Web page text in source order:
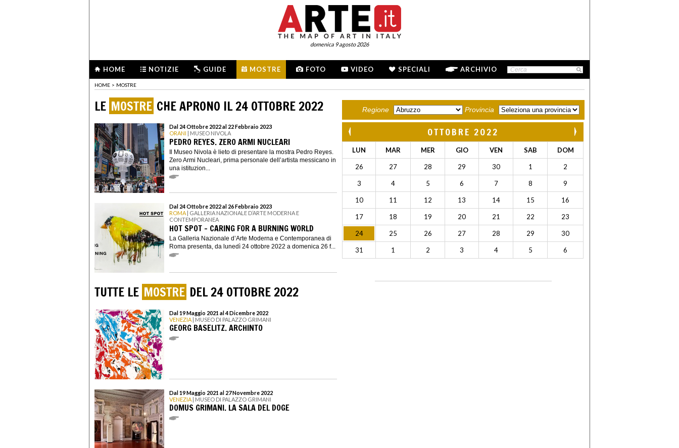
domenica 9 agosto 2026
HOME NOTIZIE GUIDE MOSTRE FOTO VIDEO SPECIALI ARCHIVIO
HOME > MOSTRE
LE MOSTRE CHE APRONO IL 24 OTTOBRE 2022
Dal 24 Ottobre 2022 al 22 Febbraio 2023
ORANI | MUSEO NIVOLA
PEDRO REYES. ZERO ARMI NUCLEARI
Il Museo Nivola è lieto di presentare la mostra Pedro Reyes.
Zero Armi Nucleari, prima personale dell’artista messicano in
una istituzion...
Dal 24 Ottobre 2022 al 26 Febbraio 2023
ROMA | GALLERIA NAZIONALE D’ARTE MODERNA E
CONTEMPORANEA
HOT SPOT – CARING FOR A BURNING WORLD
La Galleria Nazionale d’Arte Moderna e Contemporanea di
Roma presenta, da lunedì 24 ottobre 2022 a domenica 26 f...
TUTTE LE MOSTRE DEL 24 OTTOBRE 2022
Dal 19 Maggio 2021 al 4 Dicembre 2022
VENEZIA | MUSEO DI PALAZZO GRIMANI
GEORG BASELITZ. ARCHINTO
Dal 19 Maggio 2021 al 27 Novembre 2022
VENEZIA | MUSEO DI PALAZZO GRIMANI
DOMUS GRIMANI. LA SALA DEL DOGE
Regione Provincia
OTTOBRE 2022
LUN MAR MER GIO VEN SAB DOM
26 27 28 29 30 1 2
3 4 5 6 7 8 9
10 11 12 13 14 15 16
17 18 19 20 21 22 23
24 25 26 27 28 29 30
31 1 2 3 4 5 6